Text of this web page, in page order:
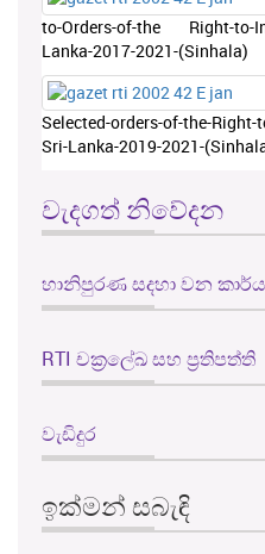
to-Orders-of-the Right-to-
Lanka-2017-2021-(Sinhala)
Selected-orders-of-the-
Sri-Lanka-2019-2021-
වැදගත් නිවේදන
හානිපුරණ සදහා වන
RTI චක්‍රලේඛ සහ ප්‍රතිපත්ති
වැඩිදුර
ඉක්මන් සබැඳි